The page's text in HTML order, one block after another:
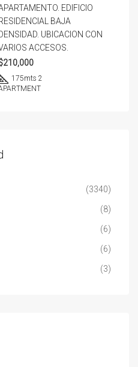
EDIFICIO
BAJA
UBICACION CON
ACCESOS.
175mts 2
(3340)
(8)
(6)
(6)
(3)